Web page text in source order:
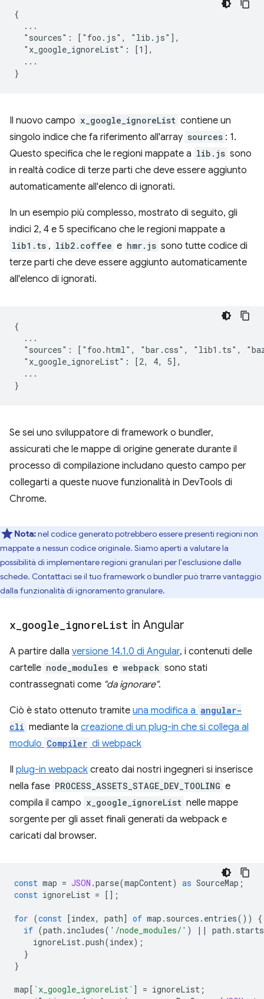
{
  ...
  "sources": ["foo.js", "lib.js"],
  "x_google_ignoreList": [1],
  ...
Il nuovo campo x_google_ignoreList contiene un
singolo indice che fa riferimento all'array sources : 1.
Questo specifica che le regioni mappate a lib.js sono
in realtà codice di terze parti che deve essere aggiunto
automaticamente all'elenco di ignorati.
In un esempio più complesso, mostrato di seguito, gli
indici 2, 4 e 5 specificano che le regioni mappate a
lib1.ts , lib2.coffee e hmr.js sono tutte codice di
terze parti che deve essere aggiunto automaticamente
all'elenco di ignorati.
{
  ...
"sources": ["foo.html", "bar.css", "lib1.ts",
  "x_google_ignoreList": [2, 4, 5],
  ...
Se sei uno sviluppatore di framework o bundler,
assicurati che le mappe di origine generate durante il
processo di compilazione includano questo campo per
collegarti a queste nuove funzionalità in DevTools di
Chrome.
Nota:nel codice generato potrebbero essere presenti regioni non
mappate a nessun codice originale. Siamo aperti a valutare la
possibilità di implementare regioni granulari per l'esclusione dalle
schede. Contattaci se il tuo framework o bundler può trarre vantaggio
dalla funzionalità di ignoramento granulare.
x google ignoreList in Angular
A partire dalla versione 14.1.0 di Angular, i contenuti delle
cartelle node_modules e webpack sono stati
contrassegnati come "da ignorare".
Ciò è stato ottenuto tramite una modifica a angular-
cli mediante la creazione di un plug-in che si collega al
modulo Compiler di webpack
Il plug-in webpack creato dai nostri ingegneri si inserisce
nella fase PROCESS_ASSETS_STAGE_DEV_TOOLING e
compila il campo x_google_ignoreList nelle mappe
sorgente per gli asset finali generati da webpack e
caricati dal browser.
const map = JSON .parse(mapContent) as SourceMap ;
const ignoreList = [];
for (const [index, path] of map . sources . entries())
{
if (path . includes( '/node_modules/' ) || path .
ignoreList .push(index);
}
}
map[ `x_google_ignoreList` ] = ignoreList ;